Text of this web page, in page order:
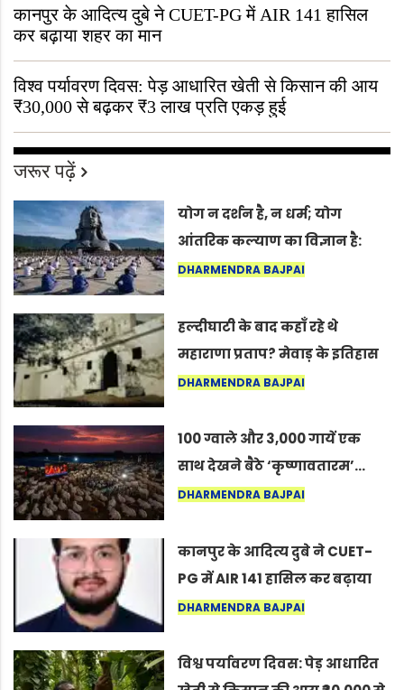
कानपुर के आदित्य दुबे ने CUET-PG में AIR 141 हासिल
कर बढ़ाया शहर का मान
विश्व पर्यावरण दिवस: पेड़ आधारित खेती से किसान की आय
₹30,000 से बढ़कर ₹3 लाख प्रति एकड़ हुई
जरूर पढ़ें
योग न दर्शन है, न धर्म; योग
आंतरिक कल्याण का विज्ञान है:
अंतरराष्ट्रीय योग दिवस 2026 पर
DHARMENDRA BAJPAI
हल्दीघाटी के बाद कहाँ रहे थे
महाराणा प्रताप? मेवाड़ के इतिहास
का वह अनकहा अध्याय जो आज भी
DHARMENDRA BAJPAI
100 ग्वाले और 3,000 गायें एक
साथ देखने बैठे ‘कृष्णावतारम’…
नागपुर में दिखा ऐसा नज़ारा कि
कर सकते हैं”
DHARMENDRA BAJPAI
कानपुर के आदित्य दुबे ने CUET-
PG में AIR 141 हासिल कर बढ़ाया
शहर का मान
DHARMENDRA BAJPAI
विश्व पर्यावरण दिवस: पेड़ आधारित